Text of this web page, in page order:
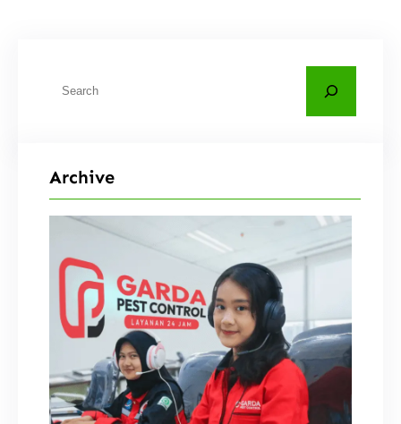
Archive